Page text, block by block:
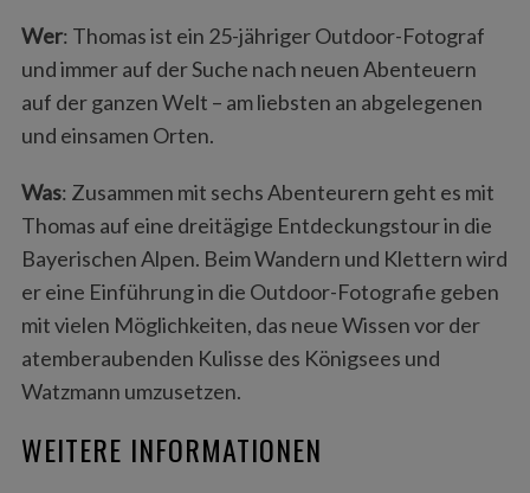
Wer: Thomas ist ein 25-jähriger Outdoor-Fotograf
und immer auf der Suche nach neuen Abenteuern
auf der ganzen Welt – am liebsten an abgelegenen
und einsamen Orten.
Was: Zusammen mit sechs Abenteurern geht es mit
Thomas auf eine dreitägige Entdeckungstour in die
Bayerischen Alpen. Beim Wandern und Klettern wird
er eine Einführung in die Outdoor-Fotografie geben
mit vielen Möglichkeiten, das neue Wissen vor der
atemberaubenden Kulisse des Königsees und
Watzmann umzusetzen.
WEITERE INFORMATIONEN
S
c
h
f
: